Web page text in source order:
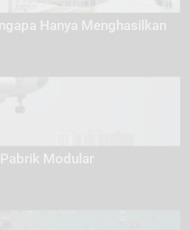
Hanya Menghasilkan
Modular